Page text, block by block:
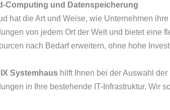
Computing und Datenspeicherung
hat die Art und Weise, wie Unternehmen
von jedem Ort der Welt und bietet eine
nach Bedarf erweitern, ohne hohe
Systemhaus hilft Ihnen bei der Auswahl
in Ihre bestehende IT-Infrastruktur. Wir